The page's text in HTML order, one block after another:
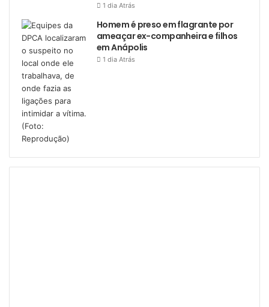
1 dia Atrás
Homem é preso em flagrante por
ameaçar ex-companheira e filhos
em Anápolis
1 dia Atrás